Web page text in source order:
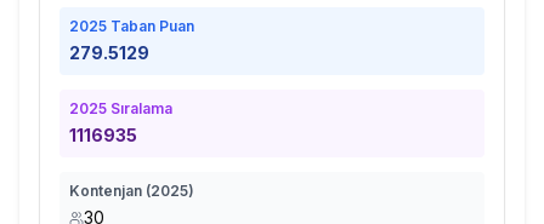
2025 Taban Puan
279.5129
2025 Sıralama
1116935
Kontenjan (2025)
30